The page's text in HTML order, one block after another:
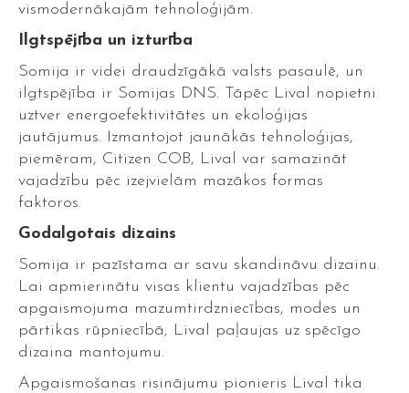
vismodernākajām tehnoloģijām.
Ilgtspējība un izturība
Somija ir videi draudzīgākā valsts pasaulē, un
ilgtspējība ir Somijas DNS. Tāpēc Lival nopietni
uztver energoefektivitātes un ekoloģijas
jautājumus. Izmantojot jaunākās tehnoloģijas,
piemēram, Citizen COB, Lival var samazināt
vajadzību pēc izejvielām mazākos formas
faktoros.
Godalgotais dizains
Somija ir pazīstama ar savu skandināvu dizainu.
Lai apmierinātu visas klientu vajadzības pēc
apgaismojuma mazumtirdzniecības, modes un
pārtikas rūpniecībā, Lival paļaujas uz spēcīgo
dizaina mantojumu.
Apgaismošanas risinājumu pionieris Lival tika